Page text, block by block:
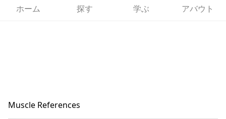
ホーム
探す 学ぶ アバウト
Muscle References